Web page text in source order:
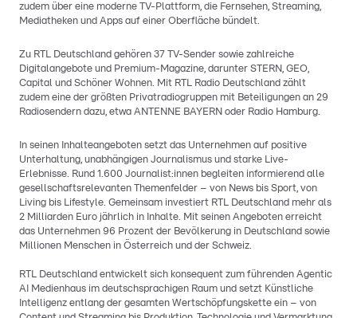
zudem über eine moderne TV-Plattform, die Fernsehen, Streaming,
Mediatheken und Apps auf einer Oberfläche bündelt.
Zu RTL Deutschland gehören 37 TV-Sender sowie zahlreiche
Digitalangebote und Premium-Magazine, darunter STERN, GEO,
Capital und Schöner Wohnen. Mit RTL Radio Deutschland zählt
zudem eine der größten Privatradiogruppen mit Beteiligungen an 29
Radiosendern dazu, etwa ANTENNE BAYERN oder Radio Hamburg.
In seinen Inhalteangeboten setzt das Unternehmen auf positive
Unterhaltung, unabhängigen Journalismus und starke Live-
Erlebnisse. Rund 1.600 Journalist:innen begleiten informierend alle
gesellschaftsrelevanten Themenfelder – von News bis Sport, von
Living bis Lifestyle. Gemeinsam investiert RTL Deutschland mehr als
2 Milliarden Euro jährlich in Inhalte. Mit seinen Angeboten erreicht
das Unternehmen 96 Prozent der Bevölkerung in Deutschland sowie
Millionen Menschen in Österreich und der Schweiz.
RTL Deutschland entwickelt sich konsequent zum führenden Agentic
AI Medienhaus im deutschsprachigen Raum und setzt Künstliche
Intelligenz entlang der gesamten Wertschöpfungskette ein – von